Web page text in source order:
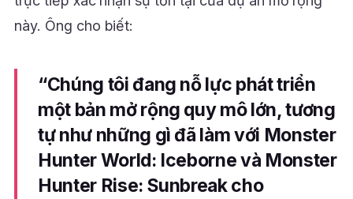
này. Ông cho biết:
“Chúng tôi đang nỗ lực phát triển
một bản mở rộng quy mô lớn, tương
tự như những gì đã làm với Monster
Hunter World: Iceborne và Monster
Hunter Rise: Sunbreak cho